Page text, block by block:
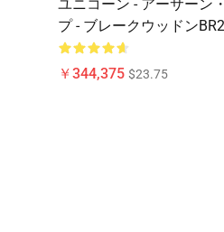
ユニコーン - アーサーン
プ - ブレークウッドン
￥344,375 $23.75